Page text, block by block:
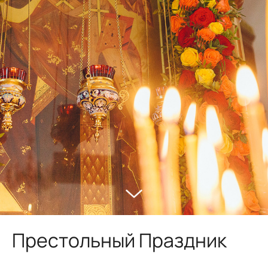
Престольный Праздник